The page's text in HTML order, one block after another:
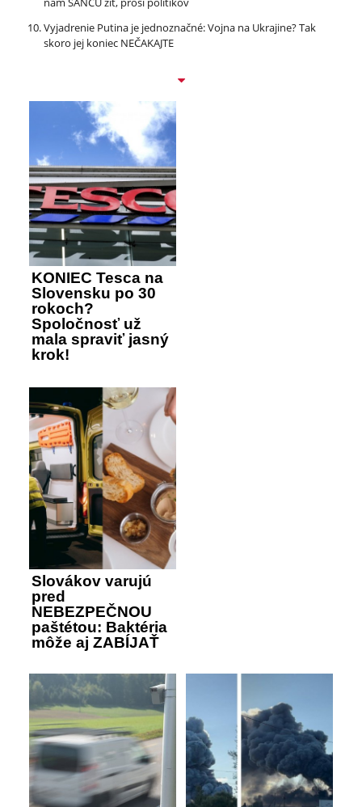
Vyjadrenie Putina je jednoznačné: Vojna na Ukrajine? Tak
skoro jej koniec NEČAKAJTE
KONIEC Tesca na
Slovensku po 30
rokoch?
Spoločnosť už
mala spraviť jasný
krok!
Slovákov varujú
pred
NEBEZPEČNOU
paštétou: Baktéria
môže aj ZABÍJAŤ